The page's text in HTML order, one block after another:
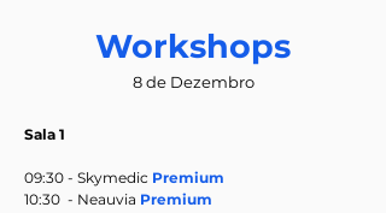
Workshops
8 de Dezembro
Sala 1​
09:30 - Skymedic Premium
10:30 - Neauvia Premium